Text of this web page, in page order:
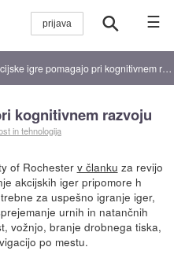
☰
igre pomagajo pri kognitivnem razvoju
kognitivnem razvoju
in tehnologija
of Rochester v članku za revijo
akcijskih iger pripomore h
za uspešno igranje iger,
urnih in natančnih
vožnjo, branje drobnega tiska,
po mestu.